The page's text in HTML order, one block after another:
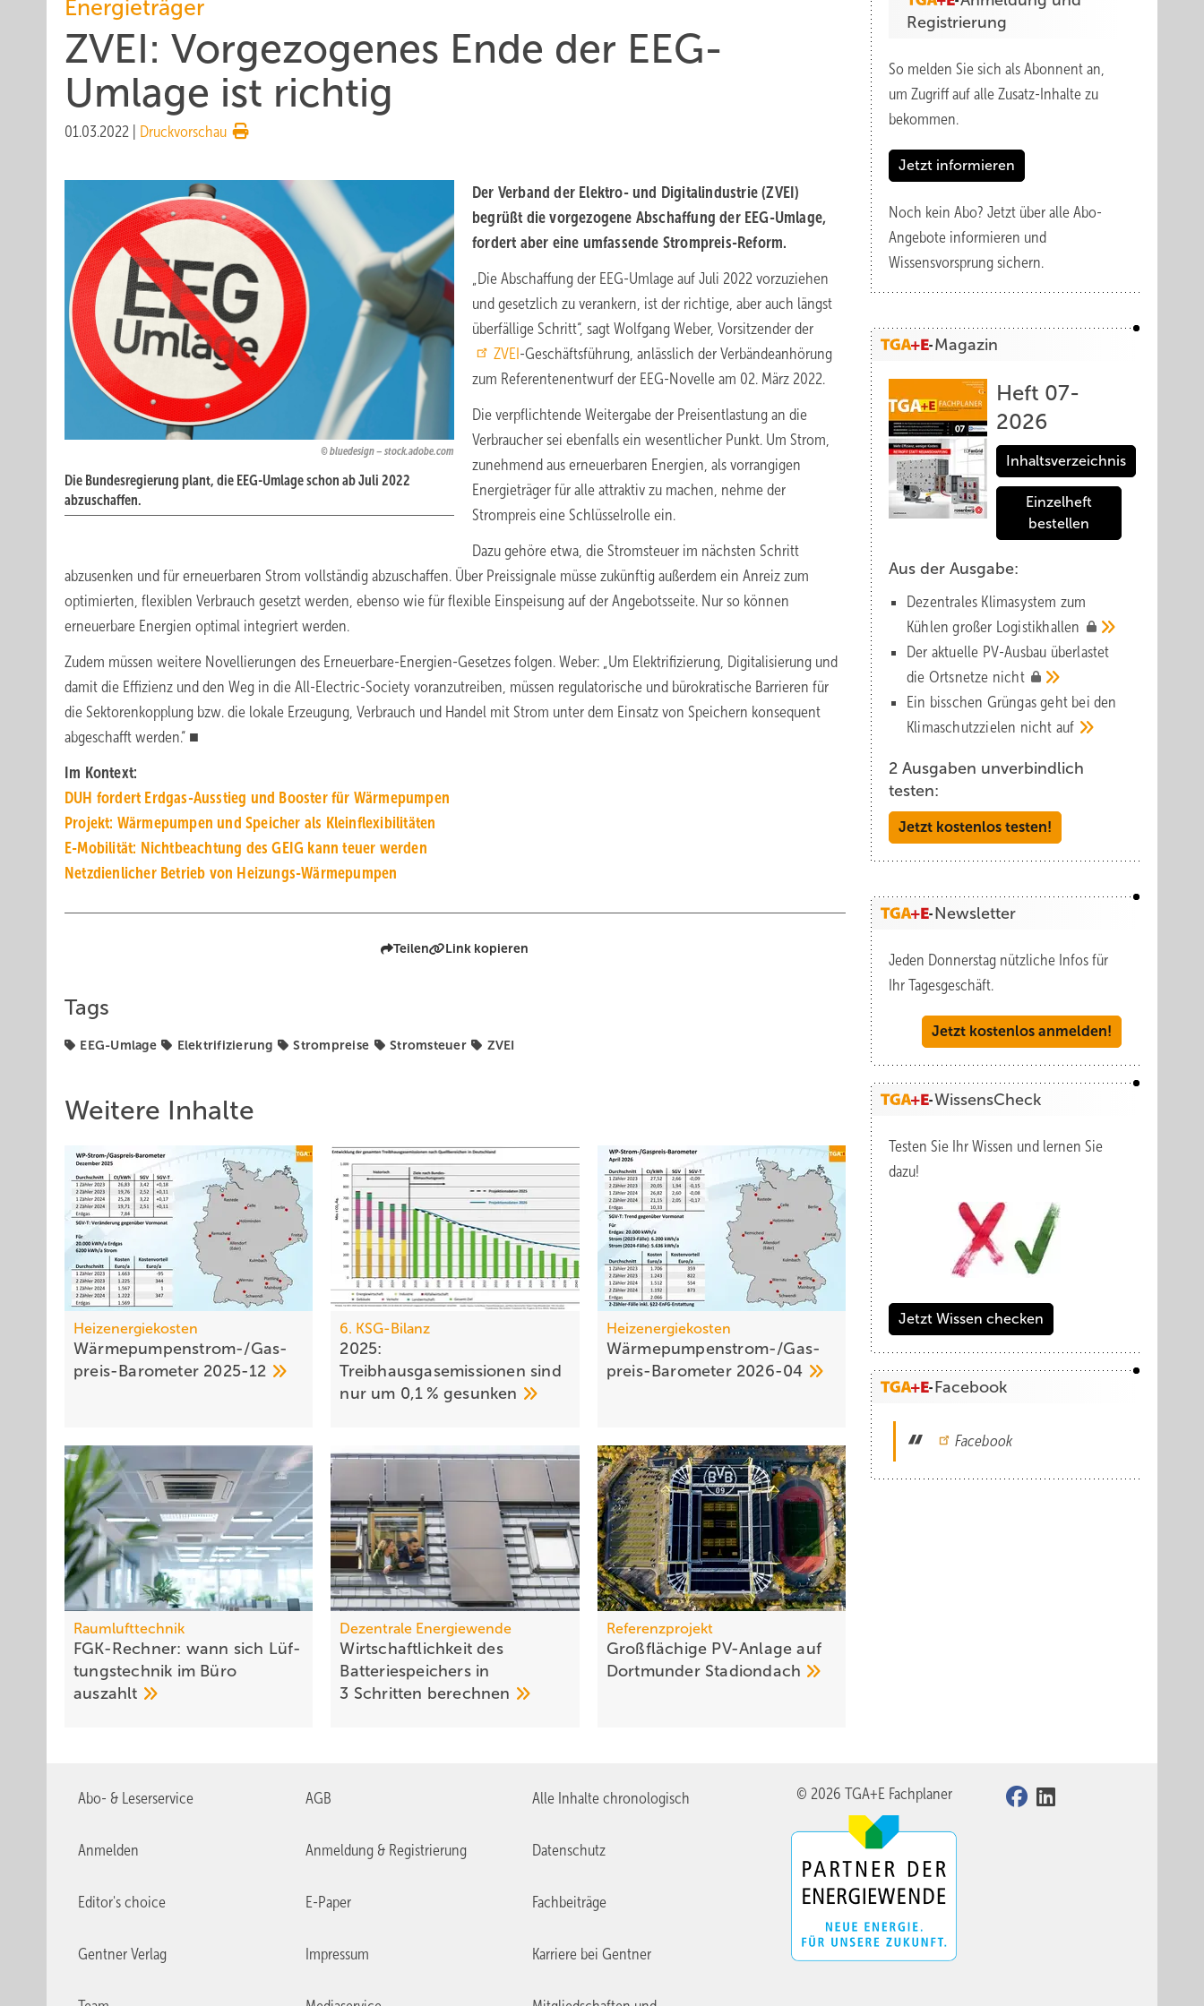
Energieträger
ZVEI: Vorgezogenes Ende der EEG-
Umlage ist richtig
01.03.2022 Druckvorschau
bluedesign – stock.adobe.com
Die Bundesregierung plant, die EEG-Umlage schon ab Juli 2022
abzuschaffen.
Der Verband der Elektro- und Digitalindustrie (ZVEI)
begrüßt die vorgezogene Abschaffung der EEG-Umlage,
fordert aber eine umfassende Strompreis-Reform.
„Die Abschaffung der EEG-Umlage auf Juli 2022 vorzuziehen
und gesetzlich zu verankern, ist der richtige, aber auch längst
überfällige Schritt“, sagt Wolfgang Weber, Vorsitzender der
ZVEI -Geschäftsführung, anlässlich der Verbändeanhörung
zum Referentenentwurf der EEG-Novelle am 02. März 2022.
Die verpflichtende Weitergabe der Preisentlastung an die
Verbraucher sei ebenfalls ein wesentlicher Punkt. Um Strom,
zunehmend aus erneuerbaren Energien, als vorrangigen
Energieträger für alle attraktiv zu machen, nehme der
Strompreis eine Schlüsselrolle ein.
Dazu gehöre etwa, die Stromsteuer im nächsten Schritt
abzusenken und für erneuerbaren Strom vollständig abzuschaffen. Über Preissignale müsse zukünftig außerdem ein Anreiz zum
optimierten, flexiblen Verbrauch gesetzt werden, ebenso wie für flexible Einspeisung auf der Angebotsseite. Nur so können
erneuerbare Energien optimal integriert werden.
Zudem müssen weitere Novellierungen des Erneuerbare-Energien-Gesetzes folgen. Weber: „Um Elektrifizierung, Digitalisierung und
damit die Effizienz und den Weg in die All-Electric-Society voranzutreiben, müssen regulatorische und bürokratische Barrieren für
die Sektorenkopplung bzw. die lokale Erzeugung, Verbrauch und Handel mit Strom unter dem Einsatz von Speichern konsequent
abgeschafft werden.“ ■
Im Kontext:
DUH fordert Erdgas-Ausstieg und Booster für Wärmepumpen
Projekt: Wärmepumpen und Speicher als Kleinflexibilitäten
E-Mobilität: Nichtbeachtung des GEIG kann teuer werden
Netzdienlicher Betrieb von Heizungs-Wärmepumpen
Teilen Link kopieren
Tags
EEG-Umlage Elektrifizierung Strompreise Stromsteuer ZVEI
Weitere Inhalte
Heizenergiekosten
Wärmepumpen­strom-/Gas­
preis-Baro­meter 2025-12
6. KSG-Bilanz
2025:
Treibhausgasemissionen sind
nur um 0,1 %gesunken
Heizenergiekosten
Wärmepumpen­strom-/Gas­
preis-Baro­meter 2026-04
Raumlufttechnik
FGK-Rechner: wann sich Lüf­
tungs­tech­nik im Bü­ro
aus­zahlt
Dezentrale Energiewende
Wirtschaftlichkeit des
Batterie­spei­chers in
3 Schritten berechnen
Referenzprojekt
Großflächige PV-Anlage auf
Dort­mun­der Sta­di­on­dach
Registrierung
So melden Sie sich als Abonnent an,
um Zugriff auf alle Zusatz-Inhalte zu
bekommen.
Jetzt informieren
Noch kein Abo? Jetzt über alle Abo-
Angebote informieren und
Wissensvorsprung sichern.
Magazin
Heft 07-
2026
Inhaltsverzeichnis
Einzelheft
bestellen
Aus der Ausgabe:
Dezentrales Klimasystem zum
Kühlen großer Logistik­hallen
Der aktuelle PV-Ausbau über­lastet
die Orts­netze nicht
Ein bisschen Grüngas geht bei den
Klima­schutz­zielen nicht auf
2 Ausgaben unverbindlich
testen:
Jetzt kostenlos testen!
Newsletter
Jeden Donnerstag nützliche Infos für
Ihr Tagesgeschäft.
Jetzt kostenlos anmelden!
WissensCheck
Testen Sie Ihr Wissen und lernen Sie
dazu!
Jetzt Wissen checken
Facebook
Facebook
Abo- & Leserservice AGB Alle Inhalte chronologisch
Anmelden Anmeldung & Registrierung Datenschutz
Editor's choice E-Paper Fachbeiträge
Gentner Verlag Impressum Karriere bei Gentner
© 2026 TGA+E Fachplaner